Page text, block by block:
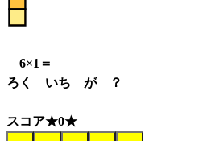
6×1＝
ろく いち が ？
スコア★0★